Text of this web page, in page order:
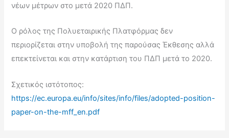
νέων μέτρων στο μετά 2020 ΠΔΠ.
Ο ρόλος της Πολυεταιρικής Πλατφόρμας δεν
περιορίζεται στην υποβολή της παρούσας Έκθεσης αλλά
επεκτείνεται και στην κατάρτιση του ΠΔΠ μετά το 2020.
Σχετικός ιστότοπος:
https://ec.europa.eu/info/sites/info/files/adopted-position-
paper-on-the-mff_en.pdf